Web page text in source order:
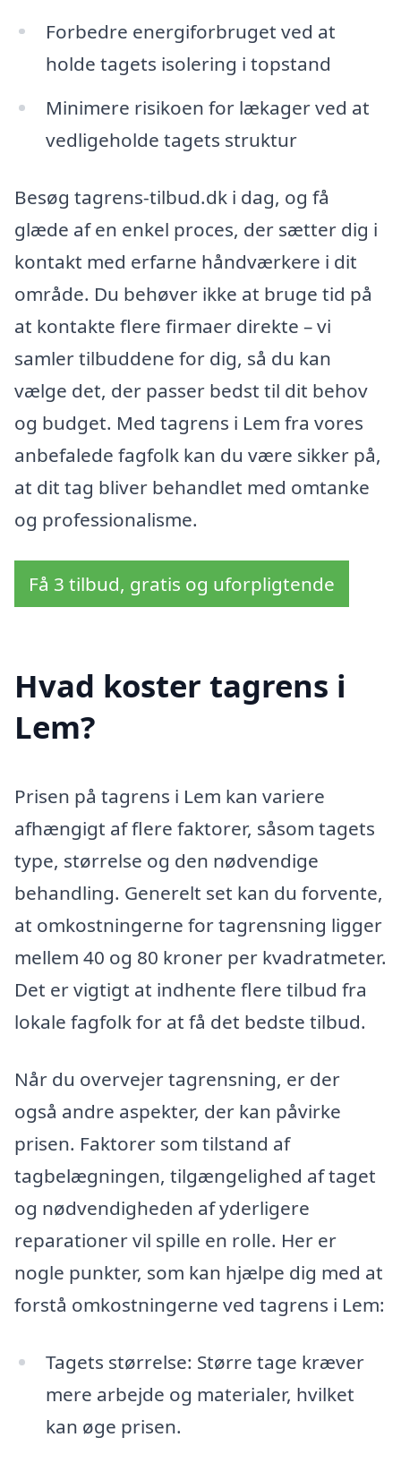
Forbedre energiforbruget ved at
holde tagets isolering i topstand
Minimere risikoen for lækager ved at
vedligeholde tagets struktur
Besøg tagrens-tilbud.dk i dag, og få
glæde af en enkel proces, der sætter dig i
kontakt med erfarne håndværkere i dit
område. Du behøver ikke at bruge tid på
at kontakte flere firmaer direkte – vi
samler tilbuddene for dig, så du kan
vælge det, der passer bedst til dit behov
og budget. Med tagrens i Lem fra vores
anbefalede fagfolk kan du være sikker på,
at dit tag bliver behandlet med omtanke
og professionalisme.
Få 3 tilbud, gratis og uforpligtende
Hvad koster tagrens i
Lem?
Prisen på tagrens i Lem kan variere
afhængigt af flere faktorer, såsom tagets
type, størrelse og den nødvendige
behandling. Generelt set kan du forvente,
at omkostningerne for tagrensning ligger
mellem 40 og 80 kroner per kvadratmeter.
Det er vigtigt at indhente flere tilbud fra
lokale fagfolk for at få det bedste tilbud.
Når du overvejer tagrensning, er der
også andre aspekter, der kan påvirke
prisen. Faktorer som tilstand af
tagbelægningen, tilgængelighed af taget
og nødvendigheden af yderligere
reparationer vil spille en rolle. Her er
nogle punkter, som kan hjælpe dig med at
forstå omkostningerne ved tagrens i Lem:
Tagets størrelse: Større tage kræver
mere arbejde og materialer, hvilket
kan øge prisen.